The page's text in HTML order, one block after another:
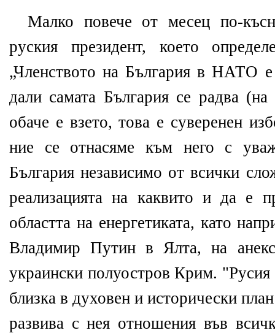
Малко повече от месец по-
руския президент, което
„Членството на България в НАТО
дали самата България се радва
обаче е взето, това е суверенен
ние се отнасяме към него с
България независимо от всички
реализацията на каквито и да е
областта на енергетиката, като
Владимир Путин в Ялта, на
украински полуостров Крим. "Русия
близка в духовен и исторически
развива с нея отношения във